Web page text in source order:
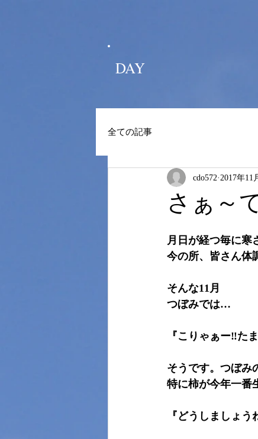
DAY
全ての記事
さぁ～
cdo572 2017年11
月日が経つ毎に寒
今の所、皆さん体
そんな11月
つぼみでは…
『こりゃぁー‼た
そうです。つぼみ
特に柿が今年一番
『どうしましょう